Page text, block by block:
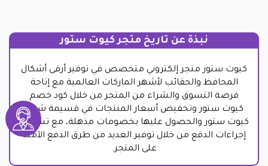
نبذة عن تاريخ متجر كيوت ستور
كيوت ستور متجر إلكتروني متخصص في توفير أرقى أشكال
المحافظ والحقائب لأشهر الماركات العالمية مع إتاحة
فرصة التسوق والشراء من المتجر من خلال كود خصم
كيوت ستور وتخفيض أسعار المنتجات في قسيمة شراء
كيوت ستور والحصول عليها بخصومات مذهلة، مع تسهيل
إجراءات الدفع من خلال توفير العديد من طرق الدفع الآمنة
على المتجر.